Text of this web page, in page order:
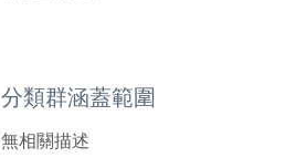
分類群涵蓋範圍
無相關描述